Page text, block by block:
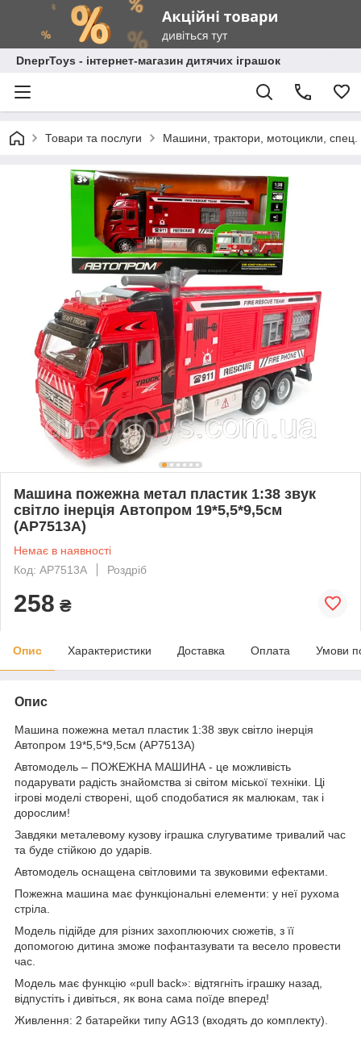
DneprToys - інтернет-магазин дитячих іграшок
Товари та послуги Машини, трактори, мотоцикли, спец.
Машина пожежна метал пластик 1:38 звук
світло інерція Автопром 19*5,5*9,5см
(AP7513A)
Немає в наявності
Код: AP7513A
Роздріб
258 ₴
Опис Характеристики Доставка Оплата Умови
Опис
Машина пожежна метал пластик 1:38 звук світло інерція
Автопром 19*5,5*9,5см (AP7513A)
Автомодель – ПОЖЕЖНА МАШИНА - це можливість
подарувати радість знайомства зі світом міської техніки. Ці
ігрові моделі створені, щоб сподобатися як малюкам, так і
дорослим!
Завдяки металевому кузову іграшка слугуватиме тривалий час
та буде стійкою до ударів.
Автомодель оснащена світловими та звуковими ефектами.
Пожежна машина має функціональні елементи: у неї рухома
стріла.
Модель підійде для різних захоплюючих сюжетів, з її
допомогою дитина зможе пофантазувати та весело провести
час.
Модель має функцію «pull back»: відтягніть іграшку назад,
відпустіть і дивіться, як вона сама поїде вперед!
Живлення: 2 батарейки типу AG13 (входять до комплекту).